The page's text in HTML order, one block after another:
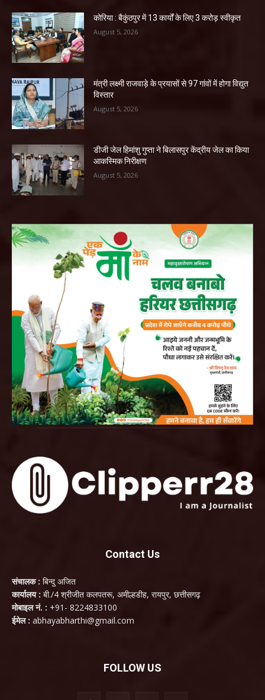
कोरिया : बैकुंठपुर में 13 कार्यों के लिए 3 करोड़ स्वीकृत
August 5, 2026
मंत्री लक्ष्मी राजवाड़े के प्रयासों से 97 गांवों में होगा विद्युत
विस्तार
August 5, 2026
डीजी जेल हिमांशु गुप्ता ने बिलासपुर केंद्रीय जेल का किया
आकस्मिक निरीक्षण
August 5, 2026
Contact Us
संचालक : बिन्दु अजित
कार्यालय : बी./4 श्रीजीत कलपतरू, अमील्हडीह, रायपुर, छत्तीसगढ़
मोबाइल नं. : +91- 8224833100
ईमेल : abhayabharthi@gmail.com
FOLLOW US